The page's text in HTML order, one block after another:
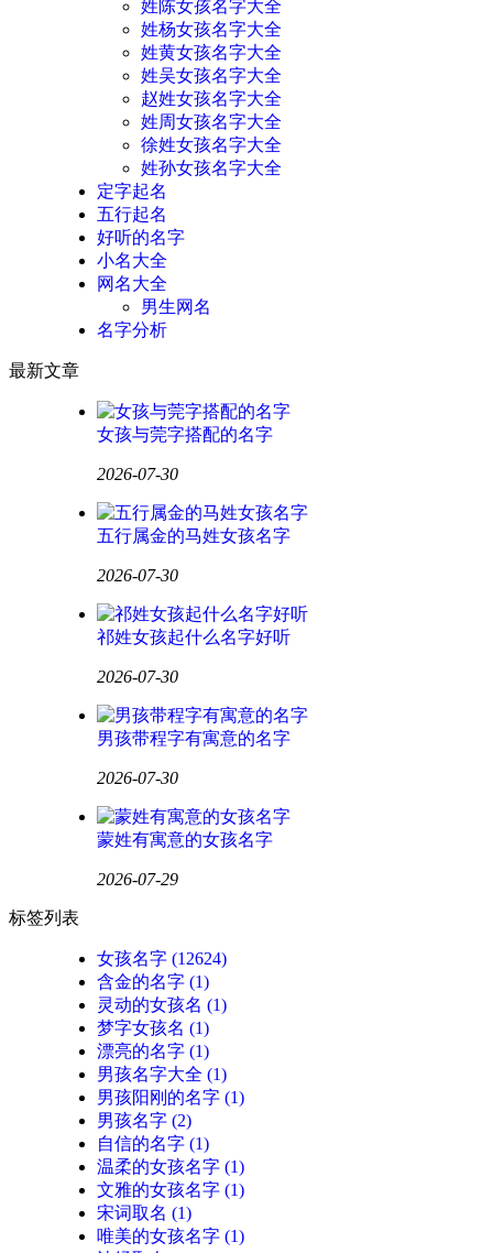
姓陈女孩名字大全
姓杨女孩名字大全
姓黄女孩名字大全
姓吴女孩名字大全
赵姓女孩名字大全
姓周女孩名字大全
徐姓女孩名字大全
姓孙女孩名字大全
定字起名
五行起名
好听的名字
小名大全
网名大全
男生网名
名字分析
最新文章
女孩与莞字搭配的名字
2026-07-30
五行属金的马姓女孩名字
2026-07-30
祁姓女孩起什么名字好听
2026-07-30
男孩带程字有寓意的名字
2026-07-30
蒙姓有寓意的女孩名字
2026-07-29
标签列表
女孩名字 (12624)
含金的名字 (1)
灵动的女孩名 (1)
梦字女孩名 (1)
漂亮的名字 (1)
男孩名字大全 (1)
男孩阳刚的名字 (1)
男孩名字 (2)
自信的名字 (1)
温柔的女孩名字 (1)
文雅的女孩名字 (1)
宋词取名 (1)
唯美的女孩名字 (1)